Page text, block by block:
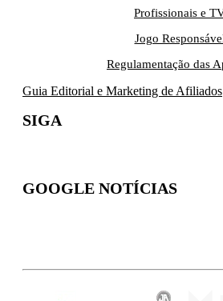
Profissionais e
Jogo
Regulamentação das
Guia Editorial e Marketing de Afiliados
SIGA
GOOGLE NOTÍCIAS